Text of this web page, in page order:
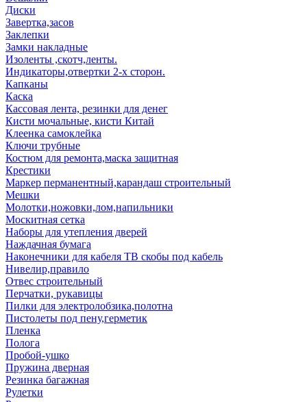
Диски
Завертка,засов
Заклепки
Замки накладные
Изоленты ,скотч,ленты.
Индикаторы,отвертки 2-х сторон.
Капканы
Каска
Кассовая лента, резинки для денег
Кисти мочальные, кисти Китай
Клеенка самоклейка
Ключи трубные
Костюм для ремонта,маска защитная
Крестики
Маркер перманентный,карандаш строительный
Мешки
Молотки,ножовки,лом,напильники
Москитная сетка
Наборы для утепления дверей
Наждачная бумага
Наконечники для кабеля ТВ скобы под кабель
Нивелир,правило
Отвес строительный
Перчатки, рукавицы
Пилки для электролобзика,полотна
Пистолеты под пену,герметик
Пленка
Полога
Пробой-ушко
Пружина дверная
Резинка багажная
Рулетки